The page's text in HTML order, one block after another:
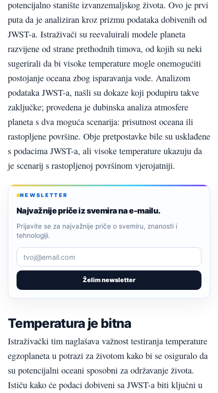
potencijalno stanište izvanzemaljskog života. Ovo je prvi
puta da je analiziran kroz prizmu podataka dobivenih od
JWST-a. Istraživači su reevaluirali modele planeta
razvijene od strane prethodnih timova, od kojih su neki
sugerirali da bi visoke temperature mogle onemogućiti
postojanje oceana zbog isparavanja vode. Analizom
podataka JWST-a, našli su dokaze koji podupiru takve
zaključke; provedena je dubinska analiza atmosfere
planeta s dva moguća scenarija: prisutnost oceana ili
rastopljene površine. Obje pretpostavke bile su usklađene
s podacima JWST-a, ali visoke temperature ukazuju da
je scenarij s rastopljenoj površinom vjerojatniji.
NEWSLETTER
Najvažnije priče iz svemira na e-mailu.
Želim newsletter
Prijavite se za najvažnije priče o svemiru, znanosti i
tehnologiji.
Temperatura je bitna
Istraživački tim naglašava važnost testiranja temperature
egzoplaneta u potrazi za životom kako bi se osiguralo da
su potencijalni oceani sposobni za održavanje života.
Ističu kako će podaci dobiveni sa JWST-a biti ključni u